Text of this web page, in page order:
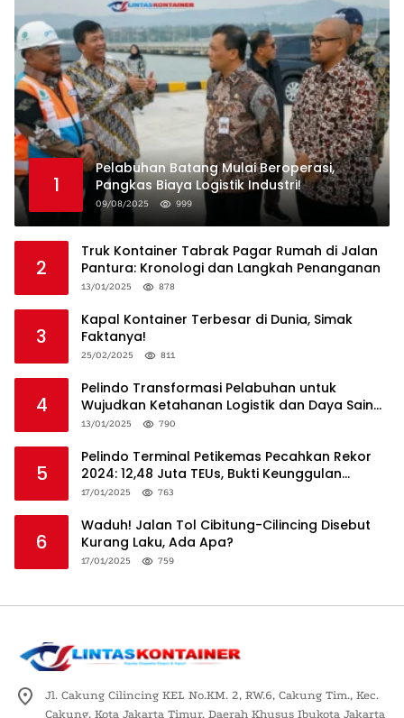
1
Pelabuhan Batang Mulai Beroperasi,
Pangkas Biaya Logistik Industri!
09/08/2025 999
2
Truk Kontainer Tabrak Pagar Rumah di Jalan
Pantura: Kronologi dan Langkah Penanganan
13/01/2025 878
3
Kapal Kontainer Terbesar di Dunia, Simak
Faktanya!
25/02/2025 811
4
Pelindo Transformasi Pelabuhan untuk
Wujudkan Ketahanan Logistik dan Daya Saing
Global
13/01/2025 790
5
Pelindo Terminal Petikemas Pecahkan Rekor
2024: 12,48 Juta TEUs, Bukti Keunggulan
Logistik Nasional
17/01/2025 763
6
Waduh! Jalan Tol Cibitung-Cilincing Disebut
Kurang Laku, Ada Apa?
17/01/2025 759
Jl. Cakung Cilincing KEL No.KM. 2, RW.6, Cakung Tim., Kec.
Cakung, Kota Jakarta Timur, Daerah Khusus Ibukota Jakarta